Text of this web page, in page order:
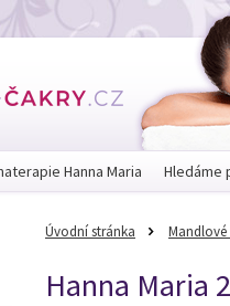
Úvodní stránka Mandlové
Hanna Maria
Hanna Maria Hledáme